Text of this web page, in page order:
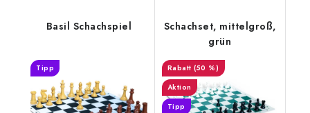
Basil Schachspiel
Tipp
Schachset, mittelgroß,
grün
(50 %)
Aktion
Tipp